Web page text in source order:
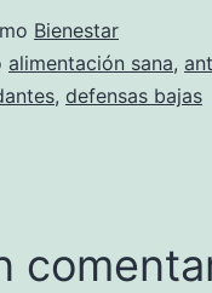
Bienestar
alimentación sana,
, defensas bajas